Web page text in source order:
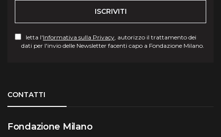
ISCRIVITI
letta l'Informativa sulla Privacy, autorizzo il trattamento dei
dati per l'invio delle Newsletter facenti capo a Fondazione Milano.
CONTATTI
Fondazione Milano